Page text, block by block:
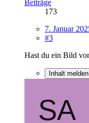
Beiträge
173
7. Januar
#3
Hast du ein Bild
Inhalt melden